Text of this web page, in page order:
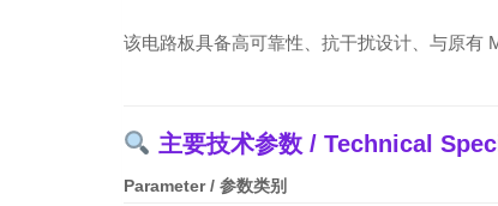
该电路板具备高可靠性、抗干扰设计、与原有
主要技术参数 / Technical
Parameter / 参数类别